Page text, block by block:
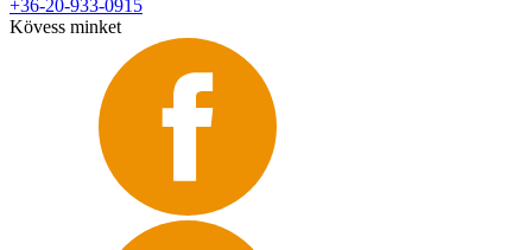
+36-20-933-0915
Kövess minket